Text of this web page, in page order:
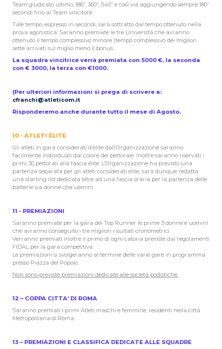
Team giudicato ultimo, 180”, 360”, 540” e così via aggiungendo sempre 180”
secondi fino al Team vincitore.
Tale tempo, espresso in secondi, sarà sottratto dal tempo ottenuto nella
prova agonistica. Saranno premiate le tre Università che avranno
ottenuto il tempo complessivo minore (tempo complessivo dei migliori
sette arrivati sul miglio meno il bonus.
La squadra vincitrice verrà premiata con 5000 €, la seconda
con € 3000, la terza con €1000.
(Per ulteriori informazioni si prega di scrivere a:
cfranchi@atleticom.it
Risponderemo anche durante tutto il mese di Agosto.
10 - ATLETI ÉLITE
Gli atleti in gara considerati d’élite dall’Organizzazione saranno
facilmente individuati dal colore del pettorale. Inoltre saranno riservati i
primi 30 pettorali alla fascia élite. L’Organizzazione ha previsto una
partenza separata per gli atleti considerati élite, sarà dunque redatta
una starting list dedicata oltre ad una fascia oraria per la partenza delle
batterie sia donne che uomini.
11 - PREMIAZIONI
Saranno premiate per la gara dei Top Runner le prime 3 donne e uomini
che avranno conseguito i tre migliori risultati cronometrici.
Verranno premiati inoltre il primo di ogni catoria previste dai regolamenti
FIDAL per la gara competitiva.
Le premiazioni si svolgeranno al termine delle varie gare in programma
presso Piazza del Popolo.
Non sono previste premiazioni dedicate alle società podistiche.
12 – COPPA CITTA’ DI ROMA
Saranno premiati i primi Atleti maschi e femmine, residenti nella città
Metropolitana di Roma.
13 – PREMIAZIONI E CLASSIFICA DEDICATE ALLE SQUADRE